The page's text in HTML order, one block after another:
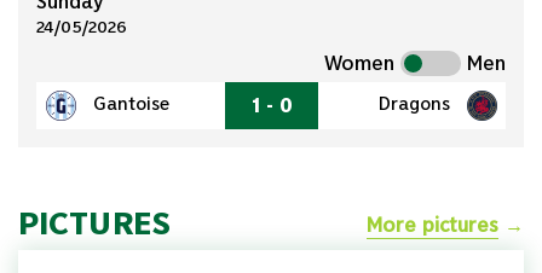
24/05/2026
Women Men
Gantoise 1 - 0 Dragons
PICTURES More pictures →